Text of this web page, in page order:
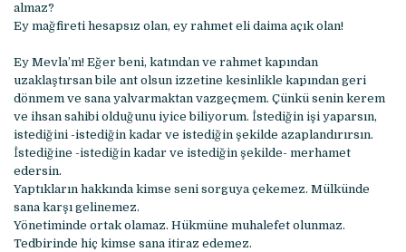
almaz?
Ey mağfireti hesapsız olan, ey rahmet eli daima açık olan!
Ey Mevla’m! Eğer beni, katından ve rahmet kapından
uzaklaştırsan bile ant olsun izzetine kesinlikle kapından geri
dönmem ve sana yalvarmaktan vazgeçmem. Çünkü senin kerem
ve ihsan sahibi olduğunu iyice biliyorum. İstediğin işi yaparsın,
istediğini -istediğin kadar ve istediğin şekilde azaplandırırsın.
İstediğine -istediğin kadar ve istediğin şekilde- merhamet
edersin.
Yaptıkların hakkında kimse seni sorguya çekemez. Mülkünde
sana karşı gelinemez.
Yönetiminde ortak olamaz. Hükmüne muhalefet olunmaz.
Tedbirinde hiç kimse sana itiraz edemez.